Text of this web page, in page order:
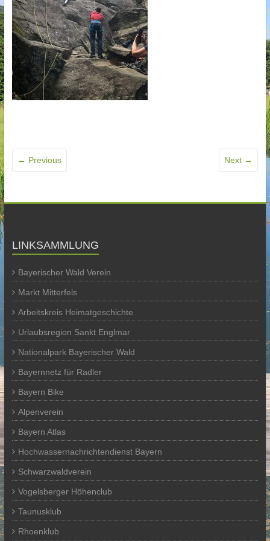
← Previous Next →
LINKSAMMLUNG
Bayerischer Wald Verein
Markt Mitterfels
Arbeitskreis Heimatgeschichte
Urlaubsregion Sankt Englmar
Nationalpark Bayerischer Wald
Bayernnetz für Radler
Bayern Bike
Alpenverein
Bayern Atlas
Hochwassernachrichtendienst Bayern
Schwarzwaldverein
Vogelsberger Höhenclub
Taunusklub
Rhoenklub